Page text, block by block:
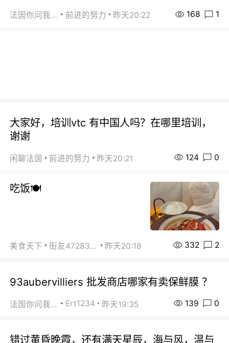
法国你问我答 前进的努力 昨天20:22 168 1
大家好，培训vtc 有中国人吗？在哪里培训，
谢谢
闲聊法国 前进的努力 昨天20:21 124 0
吃饭🍽️
美食天下 街友472838572 昨天20:18 332 2
93aubervilliers 批发商店哪家有卖保鲜膜 ？
法国你问我答 Ert1234 昨天19:35 139 0
错过黄昏晚霞，还有满天星辰，海与风，温与